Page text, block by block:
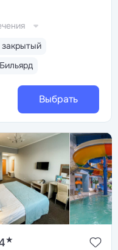
Бильярд
Выбрать
★